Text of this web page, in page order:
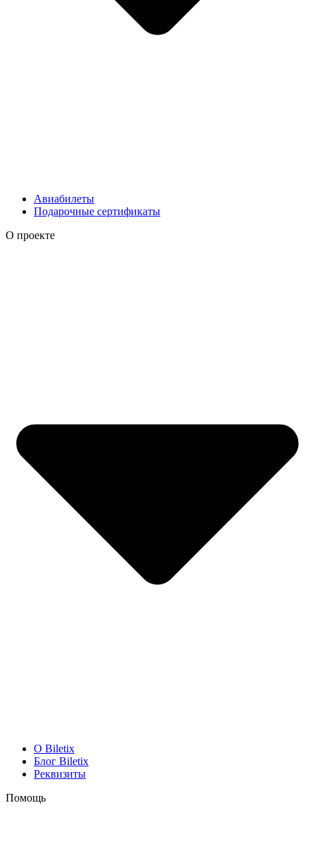
Авиабилеты
Подарочные сертификаты
О проекте
O Biletix
Блог Biletix
Реквизиты
Помощь